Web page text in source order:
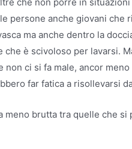
persone anche giovani che
ma anche dentro la
che è scivoloso per lavarsi.
non ci si fa male, ancor
far fatica a risollevarsi
meno brutta tra quelle che